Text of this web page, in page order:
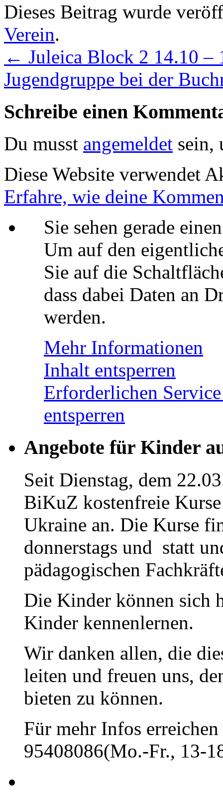
Dieses Beitrag wurde
Verein.
← Juleica Block 2 14.10 –
Jugendgruppe bei der
Schreibe einen
Du musst angemeldet sein,
Diese Website verwendet
Erfahre, wie deine
Sie sehen gerade
Um auf den
Sie auf die
dass dabei Daten an
werden.
Mehr Informationen
Inhalt entsperren
Erforderlichen
entsperren
Angebote für Kinder
Seit Dienstag, dem
BiKuZ kostenfreie
Ukraine an. Die Kurse
donnerstags und statt
pädagogischen
Die Kinder können sich
Kinder kennenlernen.
Wir danken allen, die
leiten und freuen uns,
bieten zu können.
Für mehr Infos
95408086(Mo.-Fr., 13-